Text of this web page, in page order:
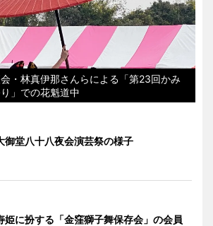
・林真伊那さんらによる「第23回かみ
」での花魁道中
御堂八十八夜会演芸祭の様子
姫に扮する「金窪獅子舞保存会」の会員